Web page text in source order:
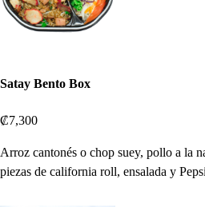
Satay Bento Box
₡7,300
Arroz cantonés o chop suey, pollo a la
piezas de california roll, ensalada y